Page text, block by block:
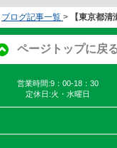
ブログ記事一覧 > 【東京都
ページトップに戻
営業時間:9：00-18：30
定休日:火・水曜日